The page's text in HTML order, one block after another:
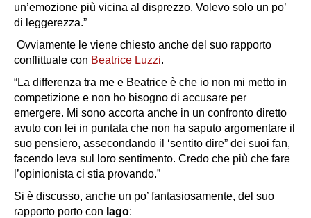
un’emozione più vicina al disprezzo. Volevo solo un po’
di leggerezza.”
Ovviamente le viene chiesto anche del suo rapporto
conflittuale con Beatrice Luzzi.
“La differenza tra me e Beatrice è che io non mi metto in
competizione e non ho bisogno di accusare per
emergere. Mi sono accorta anche in un confronto diretto
avuto con lei in puntata che non ha saputo argomentare il
suo pensiero, assecondando il ‘sentito dire” dei suoi fan,
facendo leva sul loro sentimento. Credo che più che fare
l’opinionista ci stia provando.”
Si è discusso, anche un po’ fantasiosamente, del suo
rapporto porto con Iago: